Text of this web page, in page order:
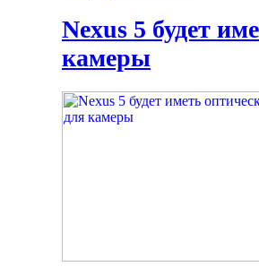
Nexus 5 будет
камеры